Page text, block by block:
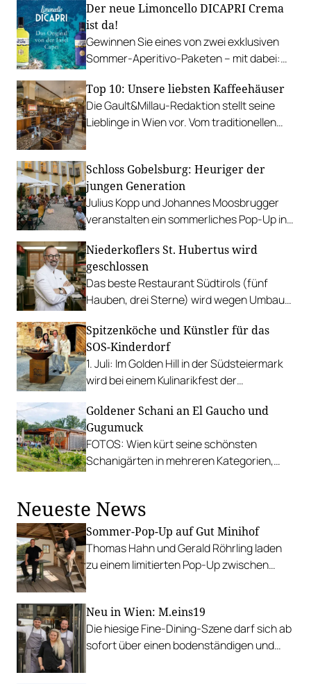
Der neue Limoncello DICAPRI Crema
ist da!
Gewinnen Sie eines von zwei exklusiven
Sommer-Aperitivo-Paketen – mit dabei:
Top 10: Unsere liebsten Kaffeehäuser
Die Gault&Millau-Redaktion stellt seine
Lieblinge in Wien vor. Vom traditionellen
Schloss Gobelsburg: Heuriger der
jungen Generation
Julius Kopp und Johannes Moosbrugger
veranstalten ein sommerliches Pop-Up in
Niederkoflers St. Hubertus wird
geschlossen
Das beste Restaurant Südtirols (fünf
Hauben, drei Sterne) wird wegen Umbaus
AlpiNN gewinnt stattdessen an
Bedeutung.
Spitzenköche und Künstler für das
SOS-Kinderdorf
1. Juli: Im Golden Hill in der Südsteiermark
wird bei einem Kulinarikfest der
genossen. PLUS: Kulinarische
Kindheitserinnerungen beim Moritz.
Goldener Schani an El Gaucho und
Gugumuck
FOTOS: Wien kürt seine schönsten
Schanigärten in mehreren Kategorien,
Neueste News
Sommer-Pop-Up auf Gut Minihof
Thomas Hahn und Gerald Röhrling laden
zu einem limitierten Pop-Up zwischen
Neu in Wien: M.eins19
Die hiesige Fine-Dining-Szene darf sich ab
sofort über einen bodenständigen und